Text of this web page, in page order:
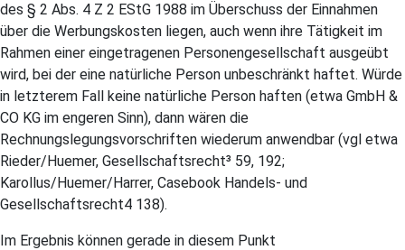
des § 2 Abs. 4 Z 2 EStG 1988 im Überschuss der Einnahmen
über die Werbungskosten liegen, auch wenn ihre Tätigkeit im
Rahmen einer eingetragenen Personengesellschaft ausgeübt
wird, bei der eine natürliche Person unbeschränkt haftet. Würde
in letzterem Fall keine natürliche Person haften (etwa GmbH &
CO KG im engeren Sinn), dann wären die
Rechnungslegungsvorschriften wiederum anwendbar (vgl etwa
Rieder/Huemer, Gesellschaftsrecht³ 59, 192;
Karollus/Huemer/Harrer, Casebook Handels- und
Gesellschaftsrecht4 138).
Im Ergebnis können gerade in diesem Punkt